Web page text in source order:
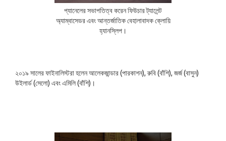
প্যানেলের সভাপতিত্ব করেন ফিউচার ট্যালেন্ট
অ্যাম্বাসেডর এবং আন্তর্জাতিক বেহালাবাদক ক্লোয়ি
হ্যানস্লিপ।
২০১৯ সালের ফাইনালিস্টরা হলেন আলেকজান্ডার (পারকাশন), রুবি (বাঁশি), জর্জ (বাসুন)
উইলার্ড (সেলো) এবং এমিলি (বাঁশি)।